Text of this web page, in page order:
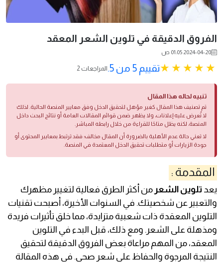
الفروق الدقيقة في تلوين الشعر المعقد
2024-04-20 01:05 ص
تقييم 5 من 5. 2 المراجعات
تنبيه لحاله هذا المقال
تم تصنيف هذا المقال كغير مؤهل لتحقيق الدخل وفق معايير المنصة الحالية. لذلك
لا تُعرض عليه إعلانات، ولا يظهر ضمن قوائم المقالات العامة أو نتائج البحث داخل
المنصة، لكنه يظل متاحًا للقراءة من خلال رابطه المباشر.
لا تعني حالة عدم الأهلية بالضرورة أن المقال مخالف؛ فقد ترتبط بمعايير المحتوى أو
جودة الزيارات أو متطلبات تحقيق الدخل المعتمدة في المنصة.
المقدمة :
يعد تلوين الشعر من أكثر الطرق فعالية لتغيير مظهرك
والتعبير عن شخصيتك. في السنوات الأخيرة، أصبحت تقنيات
التلوين المعقدة ذات شعبية متزايدة، مما خلق تأثيرات فريدة
ومذهلة على الشعر. ومع ذلك، قبل البدء في التلوين
المعقد، من المهم مراعاة بعض الفروق الدقيقة لتحقيق
النتيجة المرجوة والحفاظ على شعر صحي. في هذه المقالة